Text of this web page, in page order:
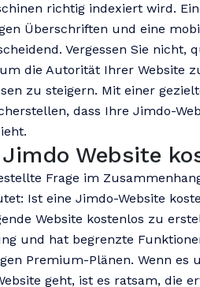
richtig indexiert wird.
Überschriften und eine
Vergessen Sie nicht,
die Autorität Ihrer Website
zu steigern. Mit einer
dass Ihre Jimdo-
Website
Frage im
Ist eine Jimdo-Website
Website kostenlos zu
und hat begrenzte
Premium-Plänen. Wenn es
geht, ist es ratsam, die